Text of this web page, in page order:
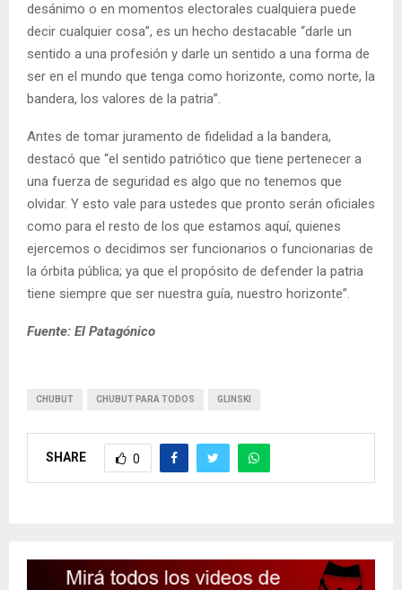
desánimo o en momentos electorales cualquiera puede
decir cualquier cosa”, es un hecho destacable “darle un
sentido a una profesión y darle un sentido a una forma de
ser en el mundo que tenga como horizonte, como norte, la
bandera, los valores de la patria”.
Antes de tomar juramento de fidelidad a la bandera,
destacó que “el sentido patriótico que tiene pertenecer a
una fuerza de seguridad es algo que no tenemos que
olvidar. Y esto vale para ustedes que pronto serán oficiales
como para el resto de los que estamos aquí, quienes
ejercemos o decidimos ser funcionarios o funcionarias de
la órbita pública; ya que el propósito de defender la patria
tiene siempre que ser nuestra guía, nuestro horizonte”.
Fuente: El Patagónico
CHUBUT CHUBUT PARA TODOS GLINSKI
SHARE 0